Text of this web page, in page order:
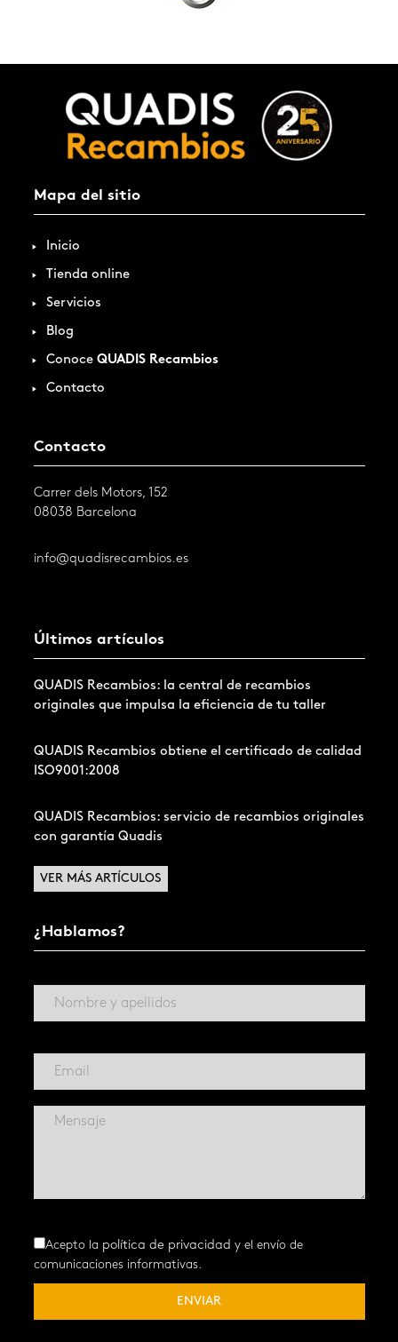
Mapa del sitio
Inicio
Tienda online
Servicios
Blog
Conoce QUADIS Recambios
Contacto
Contacto
Carrer dels Motors, 152
08038 Barcelona
info@quadisrecambios.es
VER MÁS ARTÍCULOS
Últimos artículos
QUADIS Recambios: la central de recambios
originales que impulsa la eficiencia de tu taller
QUADIS Recambios obtiene el certificado de calidad
ISO9001:2008
QUADIS Recambios: servicio de recambios originales
con garantía Quadis
¿Hablamos?
Acepto la política de privacidad y el envío de
comunicaciones informativas.